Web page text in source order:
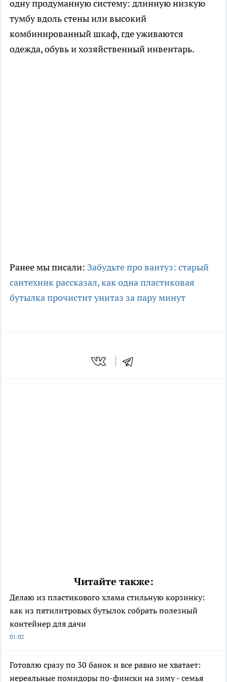
одну продуманную систему: длинную низкую
тумбу вдоль стены или высокий
комбинированный шкаф, где уживаются
одежда, обувь и хозяйственный инвентарь.
Ранее мы писали: Забудьте про вантуз: старый
сантехник рассказал, как одна пластиковая
бутылка прочистит унитаз за пару минут
Читайте также:
Делаю из пластикового хлама стильную корзинку:
как из пятилитровых бутылок собрать полезный
контейнер для дачи
01:02
Готовлю сразу по 30 банок и все равно не хватает:
нереальные помидоры по-фински на зиму - семья